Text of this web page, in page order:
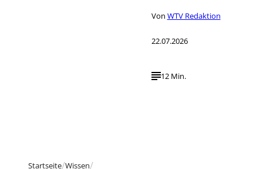
Von WTV Redaktion
22.07.2026
12 Min.
Startseite Wissen